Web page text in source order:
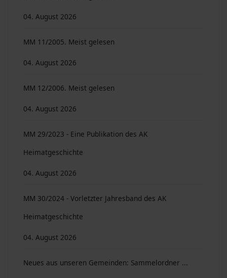
04. August 2026
MM 11/2005. Meist gelesen
04. August 2026
MM 12/2006. Meist gelesen
04. August 2026
MM 29/2023 - Eine Publikation des AK
Heimatgeschichte
04. August 2026
MM 30/2024 - Vorletzter Jahresband des AK
Heimatgeschichte
04. August 2026
Neues aus unseren Gemeinden: Sammelordner ...